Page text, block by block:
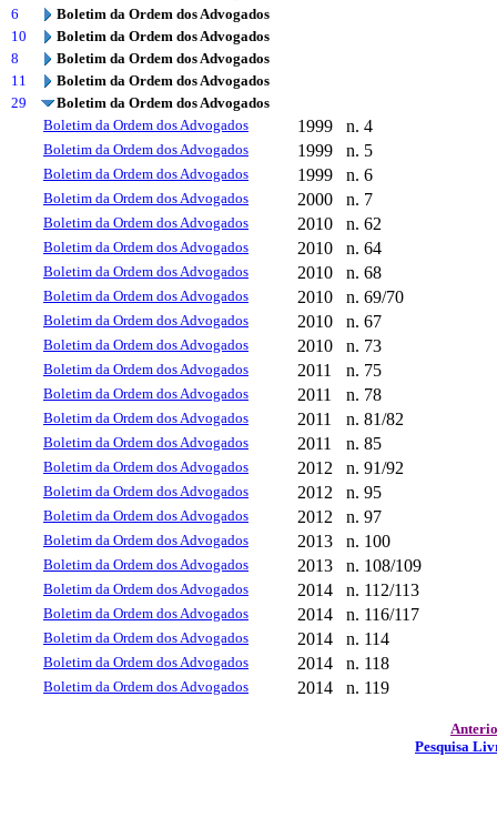
6
Boletim da Ordem dos Advogados
10
Boletim da Ordem dos Advogados
8
Boletim da Ordem dos Advogados
11
Boletim da Ordem dos Advogados
29
Boletim da Ordem dos Advogados
Boletim da Ordem dos Advogados
1999 n. 4
Boletim da Ordem dos Advogados 1999 n. 5
Boletim da Ordem dos Advogados 1999 n. 6
Boletim da Ordem dos Advogados 2000 n. 7
Boletim da Ordem dos Advogados 2010 n. 62
Boletim da Ordem dos Advogados 2010 n. 64
Boletim da Ordem dos Advogados 2010 n. 68
Boletim da Ordem dos Advogados 2010 n. 69/70
Boletim da Ordem dos Advogados 2010 n. 67
Boletim da Ordem dos Advogados 2010 n. 73
Boletim da Ordem dos Advogados 2011 n. 75
Boletim da Ordem dos Advogados 2011 n. 78
Boletim da Ordem dos Advogados 2011 n. 81/82
Boletim da Ordem dos Advogados 2011 n. 85
Boletim da Ordem dos Advogados 2012 n. 91/92
Boletim da Ordem dos Advogados 2012 n. 95
Boletim da Ordem dos Advogados 2012 n. 97
Boletim da Ordem dos Advogados 2013 n. 100
Boletim da Ordem dos Advogados 2013 n. 108/109
Boletim da Ordem dos Advogados 2014 n. 112/113
Boletim da Ordem dos Advogados 2014 n. 116/117
Boletim da Ordem dos Advogados 2014 n. 114
Boletim da Ordem dos Advogados 2014 n. 118
Boletim da Ordem dos Advogados 2014 n. 119
Pesquisa